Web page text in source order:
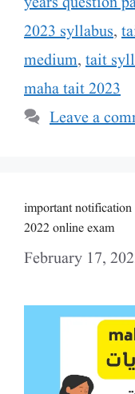
2023 syllabus,
medium, tait
maha tait 2023
Leave a
important notification
2022 online exam
February 17,